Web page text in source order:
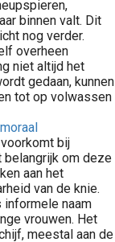
binnen valt. Dit
nog verder.
overheen
niet altijd het
gedaan, kunnen
tot op volwassen
bij
belangrijk om deze
aan het
van de knie.
informele naam
vrouwen. Het
meestal aan de